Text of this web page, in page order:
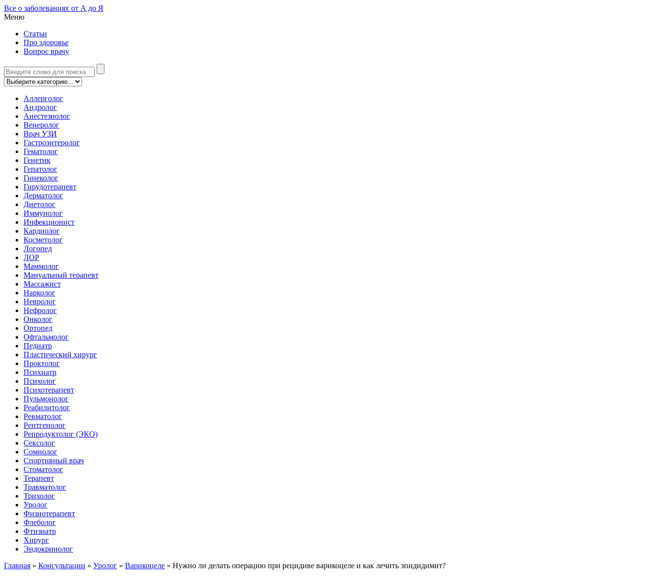
Все о заболеваниях от А до Я
Меню
Статьи
Про здоровье
Вопрос врачу
Аллерголог
Андролог
Анестезиолог
Венеролог
Врач УЗИ
Гастроэнтеролог
Гематолог
Генетик
Гепатолог
Гинеколог
Гирудотерапевт
Дерматолог
Диетолог
Иммунолог
Инфекционист
Кардиолог
Косметолог
Логопед
ЛОР
Маммолог
Мануальный терапевт
Массажист
Нарколог
Невролог
Нефролог
Онколог
Ортопед
Офтальмолог
Педиатр
Пластический хирург
Проктолог
Психиатр
Психолог
Психотерапевт
Пульмонолог
Реабилитолог
Ревматолог
Рентгенолог
Репродуктолог (ЭКО)
Сексолог
Сомнолог
Спортивный врач
Стоматолог
Терапевт
Травматолог
Трихолог
Уролог
Физиотерапевт
Флеболог
Фтизиатр
Хирург
Эндокринолог
Главная » Консультации » Уролог » Варикоцеле » Нужно ли делать операцию при рецидиве варикоцеле и как лечить эпидидимит?